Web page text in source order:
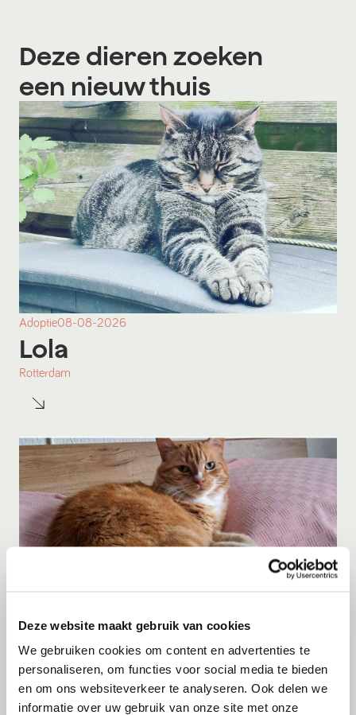
Deze website maakt gebruik van cookies
We gebruiken cookies om content en advertenties te
personaliseren, om functies voor social media te bieden
en om ons websiteverkeer te analyseren. Ook delen we
informatie over uw gebruik van onze site met onze
Deze dieren zoeken
een nieuw thuis
Adoptie08-08-2026
Lola
Rotterdam
Tijger
Vlaardingen